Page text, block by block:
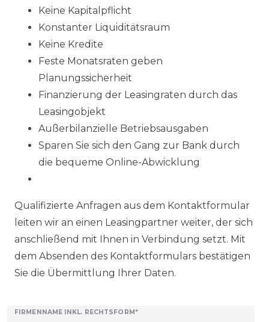
Keine Kapitalpflicht
Konstanter Liquiditätsraum
Keine Kredite
Feste Monatsraten geben
Planungssicherheit
Finanzierung der Leasingraten durch das
Leasingobjekt
Außerbilanzielle Betriebsausgaben
Sparen Sie sich den Gang zur Bank durch
die bequeme Online-Abwicklung
Qualifizierte Anfragen aus dem Kontaktformular
leiten wir an einen Leasingpartner weiter, der sich
anschließend mit Ihnen in Verbindung setzt. Mit
dem Absenden des Kontaktformulars bestätigen
Sie die Übermittlung Ihrer Daten.
FIRMENNAME INKL. RECHTSFORM*
Ceres::Template.mailFormHoneypotLabel